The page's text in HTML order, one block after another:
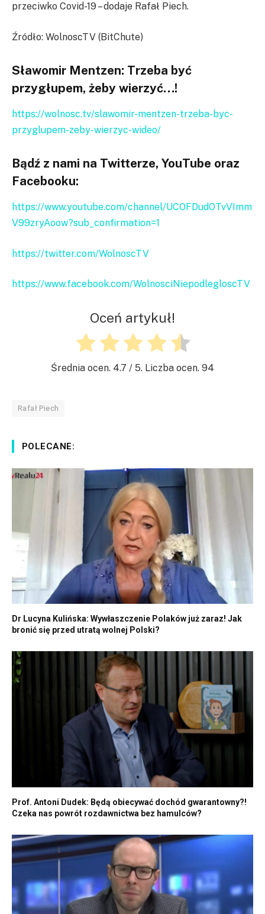
przeciwko Covid-19 – dodaje Rafał Piech.
Źródło: WolnoscTV (BitChute)
Sławomir Mentzen: Trzeba być
przygłupem, żeby wierzyć…!
https://wolnosc.tv/slawomir-mentzen-trzeba-byc-
przyglupem-zeby-wierzyc-wideo/
Bądź z nami na Twitterze, YouTube oraz
Facebooku:
https://www.youtube.com/channel/UCOFDudOTvVImm
V99zryAoow?sub_confirmation=1
https://twitter.com/WolnoscTV
https://www.facebook.com/WolnosciNiepodlegloscTV
Oceń artykuł!
Średnia ocen. 4.7 / 5. Liczba ocen. 94
Rafał Piech
POLECANE:
Dr Lucyna Kulińska: Wywłaszczenie Polaków już zaraz! Jak
bronić się przed utratą wolnej Polski?
Prof. Antoni Dudek: Będą obiecywać dochód gwarantowny?!
Czeka nas powrót rozdawnictwa bez hamulców?